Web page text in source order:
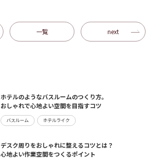
next
一覧
ホテルのようなバスルームのつくり方。
おしゃれで心地よい空間を目指すコツ
バスルーム ホテルライク
デスク周りをおしゃれに整えるコツとは？
心地よい作業空間をつくるポイント